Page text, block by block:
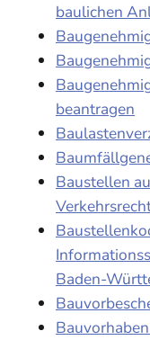
baulichen
beantragen
Baustellen
Baden-